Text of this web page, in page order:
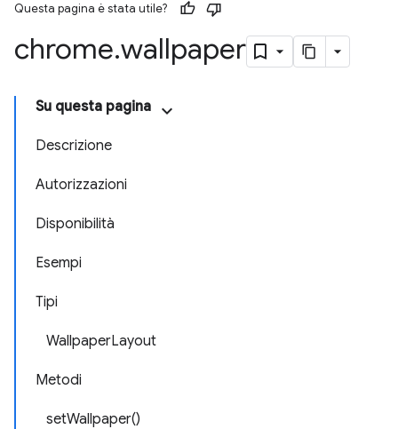
Questa pagina è stata utile?
chrome.wallpaper
Su questa pagina
Descrizione
Autorizzazioni
Disponibilità
Esempi
Tipi
WallpaperLayout
Metodi
setWallpaper()